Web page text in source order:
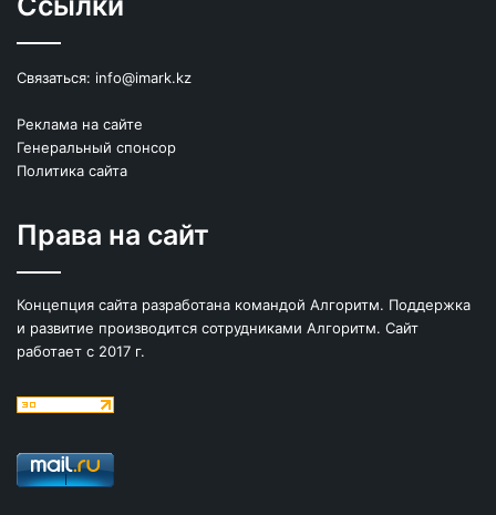
Связаться: info@imark.kz
Реклама на сайте
Генеральный спонсор
Политика сайта
Права на сайт
Концепция сайта разработана командой Алгоритм. Поддержка
и развитие производится сотрудниками Алгоритм. Сайт
работает с 2017 г.